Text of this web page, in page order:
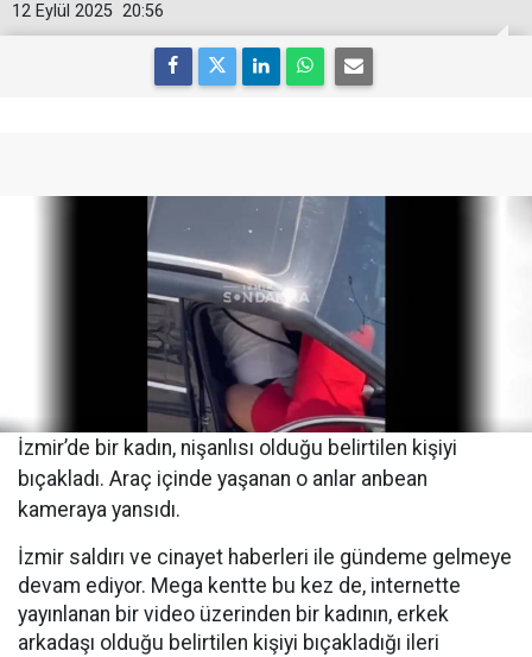
20:56
12 Eylül 2025
İzmir’de bir kadın, nişanlısı olduğu belirtilen kişiyi
bıçakladı. Araç içinde yaşanan o anlar anbean
kameraya yansıdı.
İzmir saldırı ve cinayet haberleri ile gündeme gelmeye
devam ediyor. Mega kentte bu kez de, internette
yayınlanan bir video üzerinden bir kadının, erkek
arkadaşı olduğu belirtilen kişiyi bıçakladığı ileri